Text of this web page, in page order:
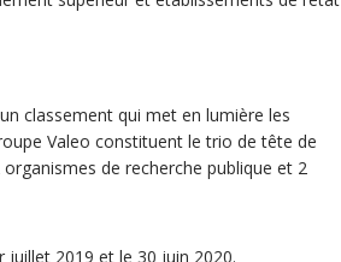
classement qui met en lumière les
Valeo constituent le trio de tête de
de recherche publique et 2
2019 et le 30 juin 2020.